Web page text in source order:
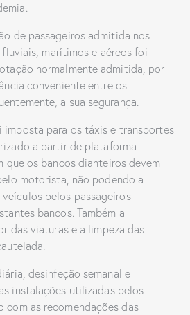
de passageiros admitida nos
marítimos e aéreos foi
normalmente admitida, por
conveniente entre os
a sua segurança.
imposta para os táxis e transportes
a partir de plataforma
que os bancos dianteiros devem
motorista, não podendo a
pelos passageiros
bancos. Também a
das viaturas e a limpeza das
desinfeção semanal e
instalações utilizadas pelos
com as recomendações das